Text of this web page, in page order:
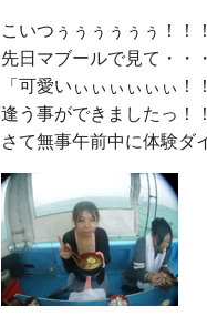
こいつぅぅぅぅぅぅ！！！
先日マブールで見て・・
「可愛いぃぃぃぃぃぃ
逢う事ができましたっ！